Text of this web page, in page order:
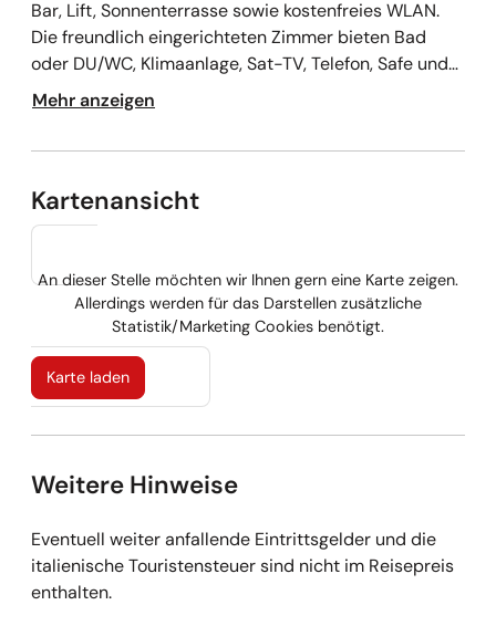
Bar, Lift, Sonnenterrasse sowie kostenfreies WLAN.
Die freundlich eingerichteten Zimmer bieten Bad
oder DU/WC, Klimaanlage, Sat-TV, Telefon, Safe und
kostenfreies WLAN.
Mehr anzeigen
Kartenansicht
An dieser Stelle möchten wir Ihnen gern eine Karte zeigen.
Allerdings werden für das Darstellen zusätzliche
Statistik/Marketing Cookies benötigt.
Karte laden
Weitere Hinweise
Eventuell weiter anfallende Eintrittsgelder und die
italienische Touristensteuer sind nicht im Reisepreis
enthalten.